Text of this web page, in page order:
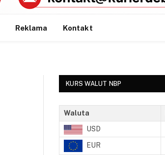
Reklama Kontakt
KURS WALUT NBP
Waluta
USD
EUR